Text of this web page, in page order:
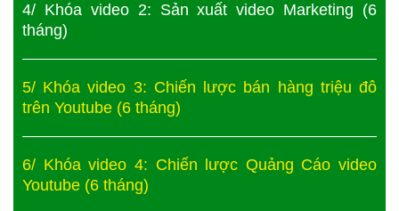
4/ Khóa video 2: Sản xuất video Marketing (6
tháng)
5/ Khóa video 3: Chiến lược bán hàng triệu đô
trên Youtube (6 tháng)
6/ Khóa video 4: Chiến lược Quảng Cáo video
Youtube (6 tháng)